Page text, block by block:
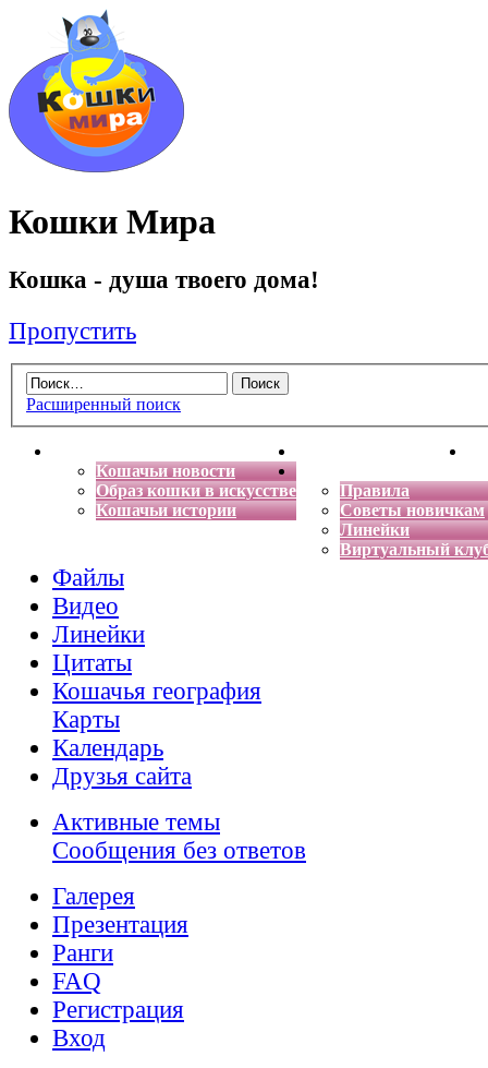
Кошки Мира
Кошка - душа твоего дома!
Пропустить
Расширенный поиск
Кошачьи новости
Образ кошки в искусстве
Кошачьи истории
Энциклопедия кошек
Правила
Советы новичкам
Линейки
Виртуальный
Файлы
Видео
Линейки
Цитаты
Кошачья география
Карты
Календарь
Друзья сайта
Активные темы
Сообщения без ответов
Галерея
Презентация
Ранги
FAQ
Регистрация
Вход